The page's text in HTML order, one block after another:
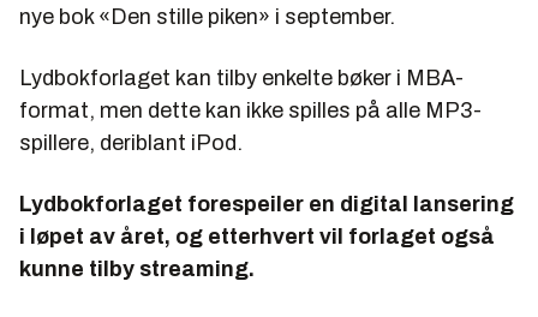
nye bok «Den stille piken» i september.
Lydbokforlaget kan tilby enkelte bøker i MBA-
format, men dette kan ikke spilles på alle MP3-
spillere, deriblant iPod.
Lydbokforlaget forespeiler en digital lansering
i løpet av året, og etterhvert vil forlaget også
kunne tilby streaming.